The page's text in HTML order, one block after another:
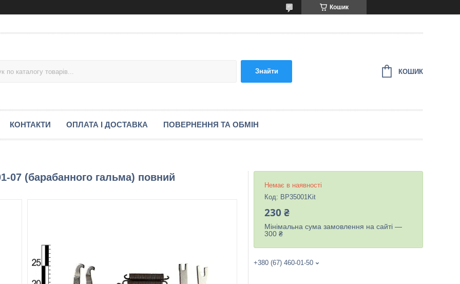
Кошик
Знайти КОШИК
КОНТАКТИ ОПЛАТА І ДОСТАВКА ПОВЕРНЕННЯ ТА ОБМІН
07 (барабанного гальма) повний
Немає в наявності
Код: BP35001Kit
230 ₴
Мінімальна сума замовлення на сайті —
300 ₴
+380 (67) 460-01-50